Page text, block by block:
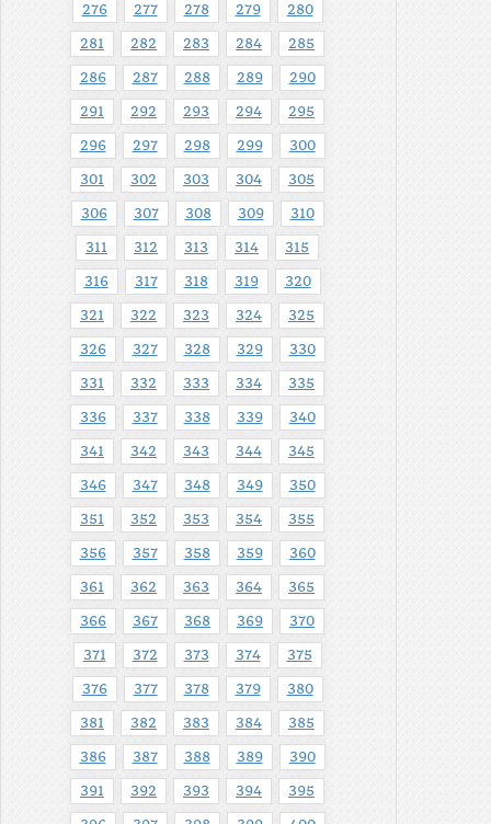
276 277 278 279 280
281 282 283 284 285
286 287 288 289 290
291 292 293 294 295
296 297 298 299 300
301 302 303 304 305
306 307 308 309 310
311 312 313 314 315
316 317 318 319 320
321 322 323 324 325
326 327 328 329 330
331 332 333 334 335
336 337 338 339 340
341 342 343 344 345
346 347 348 349 350
351 352 353 354 355
356 357 358 359 360
361 362 363 364 365
366 367 368 369 370
371 372 373 374 375
376 377 378 379 380
381 382 383 384 385
386 387 388 389 390
391 392 393 394 395